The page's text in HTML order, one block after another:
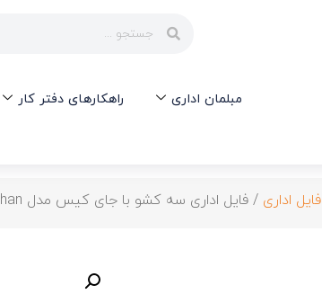
مبلمان اداری راهکارهای دفتر کار
فایل اداری / فایل اداری سه کشو با جای کیس مدل Mahan الوند